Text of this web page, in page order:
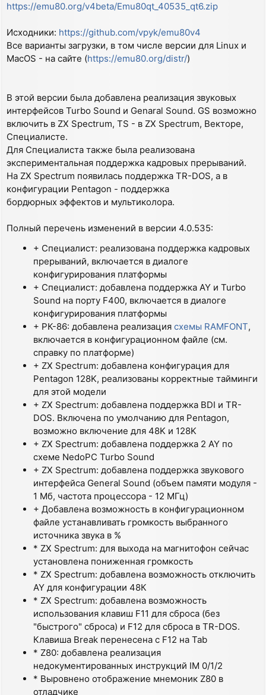
https://emu80.org/v4beta/Emu80qt_40535_qt6.zip
Исходники: https://github.com/vpyk/emu80v4
Все варианты загрузки, в том числе версии для Linux и
MacOS - на сайте (https://emu80.org/distr/)
В этой версии была добавлена реализация звуковых
интерфейсов Turbo Sound и Genaral Sound. GS возможно
включить в ZX Spectrum, TS - в ZX Spectrum, Векторе,
Специалисте.
Для Специалиста также была реализована
экспериментальная поддержка кадровых прерываний.
На ZX Spectrum появилась поддержка TR-DOS, а в
конфигурации Pentagon - поддержка
бордюрных эффектов и мультиколора.
Полный перечень изменений в версии 4.0.535:
+ Специалист: реализована поддержка кадровых
прерываний, включается в диалоге
конфигурирования платформы
+ Специалист: добавлена поддержка AY и Turbo
Sound на порту F400, включается в диалоге
конфигурирования платформы
+ РК-86: добавлена реализация схемы RAMFONT,
включается в конфигурационном файле (см.
справку по платформе)
+ ZX Spectrum: добавлена конфигурация для
Pentagon 128K, реализованы корректные тайминги
для этой модели
+ ZX Spectrum: добавлена поддержка BDI и TR-
DOS. Включена по умолчанию для Pentagon,
возможно включение для 48K и 128K
+ ZX Spectrum: добавлена поддержка 2 AY по
схеме NedoPC Turbo Sound
+ ZX Spectrum: добавлена поддержка звукового
интерфейса General Sound (объем памяти модуля -
1 Мб, частота процессора - 12 МГц)
+ Добавлена возможность в конфигурационном
файле устанавливать громкость выбранного
источника звука в %
* ZX Spectrum: для выхода на магнитофон сейчас
установлена пониженная громкость
* ZX Spectrum: добавлена возможность отключить
AY для конфигурации 48К
* ZX Spectrum: добавлена возможность
использования клавиш F11 для сброса (без
"быстрого" сброса) и F12 для сброса в TR-DOS.
Клавиша Break перенесена с F12 на Tab
* Z80: добавлена реализация
недокументированных инструкций IM 0/1/2
* Выровнено отображение мнемоник Z80 в
отладчике